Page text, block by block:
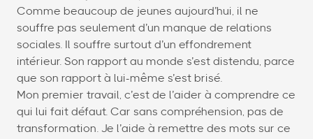
Comme beaucoup de jeunes aujourd’hui, il ne
souffre pas seulement d’un manque de relations
sociales. Il souffre surtout d’un effondrement
intérieur. Son rapport au monde s’est distendu, parce
que son rapport à lui-même s’est brisé.
Mon premier travail, c’est de l’aider à comprendre ce
qui lui fait défaut. Car sans compréhension, pas de
transformation. Je l’aide à remettre des mots sur ce